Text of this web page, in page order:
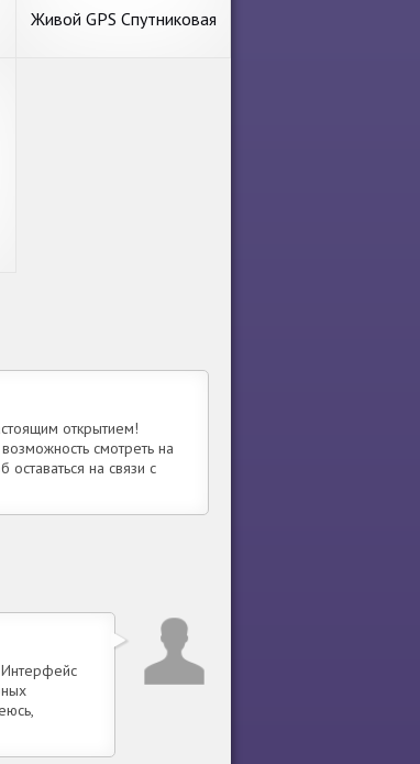
Живой GPS Спутниковая
открытием!
смотреть на
на связи с
Интерфейс